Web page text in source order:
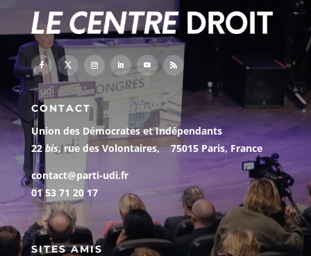
CONTACT
Union des Démocrates et Indépendants
22 bis, rue des Volontaires, 75015 Paris, France
contact@parti-udi.fr
01 53 71 20 17
SITES AMIS